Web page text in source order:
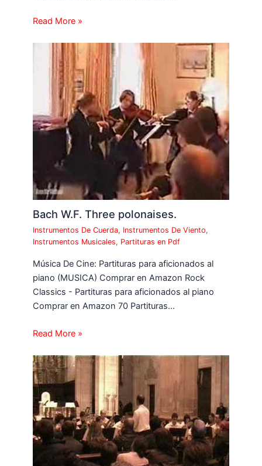
Read More »
Bach W.F. Three polonaises.
Instrumentos De Cuerda, Instrumentos De Viento,
Instrumentos Musicales, Partituras en Pdf
Música De Cine: Partituras para aficionados al
piano (MUSICA) Comprar en Amazon Rock
Classics - Partituras para aficionados al piano
Comprar en Amazon 70 Partituras…
Read More »